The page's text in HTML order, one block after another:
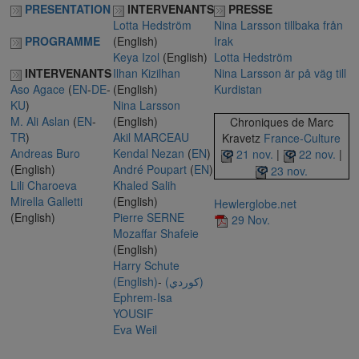
PRESENTATION
PROGRAMME
INTERVENANTS
Aso Agace (EN-DE-
KU)
M. Ali Aslan (EN-
TR)
Andreas Buro
(English)
Lili Charoeva
Mirella Galletti
(English)
INTERVENANTS
Lotta Hedström
(English)
Keya Izol (English)
Ilhan Kizilhan
(English)
Nina Larsson
(English)
Akil MARCEAU
Kendal Nezan (EN)
André Poupart(EN)
Khaled Salih
(English)
Pierre SERNE
Mozaffar Shafeie
(English)
Harry Schute
(English)-
(كوردي)
Ephrem-Isa
YOUSIF
Eva Weil
PRESSE
Nina Larsson tillbaka från
Irak
Lotta Hedström
Nina Larsson är på väg till
Kurdistan
Chroniques de Marc
Kravetz France-Culture
21 nov. | 22 nov. |
23 nov.
Hewlerglobe.net
29 Nov.